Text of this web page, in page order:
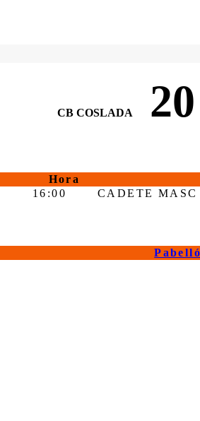
CB COSLADA 20
Hora
16:00 CADETE MASC